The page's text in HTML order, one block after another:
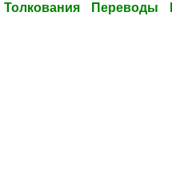
Толкования Переводы